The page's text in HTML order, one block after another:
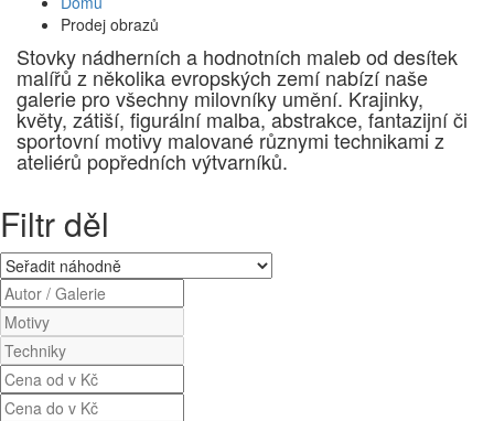
Prodej obrazů
Stovky nádherních a hodnotních maleb od desítek
malířů z několika evropských zemí nabízí naše
galerie pro všechny milovníky umění. Krajinky,
květy, zátiší, figurální malba, abstrakce, fantazijní či
sportovní motivy malované různymi technikami z
ateliérů popředních výtvarníků.
Filtr děl